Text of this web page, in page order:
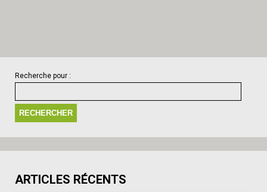
Recherche pour :
ARTICLES RÉCENTS